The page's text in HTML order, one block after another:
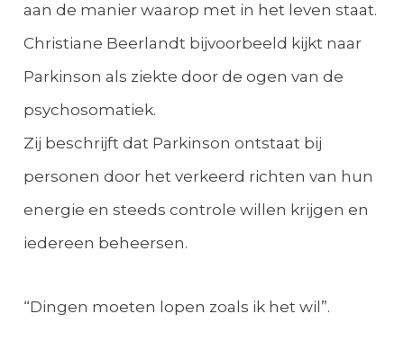
aan de manier waarop met in het leven staat.
Christiane Beerlandt bijvoorbeeld kijkt naar
Parkinson als ziekte door de ogen van de
psychosomatiek.
Zij beschrijft dat Parkinson ontstaat bij
personen door het verkeerd richten van hun
energie en steeds controle willen krijgen en
iedereen beheersen.
“Dingen moeten lopen zoals ik het wil”.